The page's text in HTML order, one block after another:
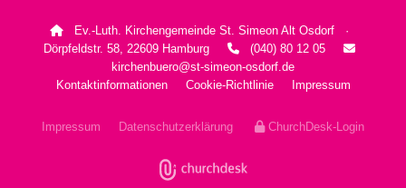
 Ev.-Luth. Kirchengemeinde St. Simeon Alt Osdorf ·
Dörpfeldstr. 58, 22609 Hamburg  (040) 80 12 05 
kirchenbuero@st-simeon-osdorf.de
Kontaktinformationen
Cookie-Richtlinie Impressum
Impressum Datenschutzerklärung ChurchDesk-Login